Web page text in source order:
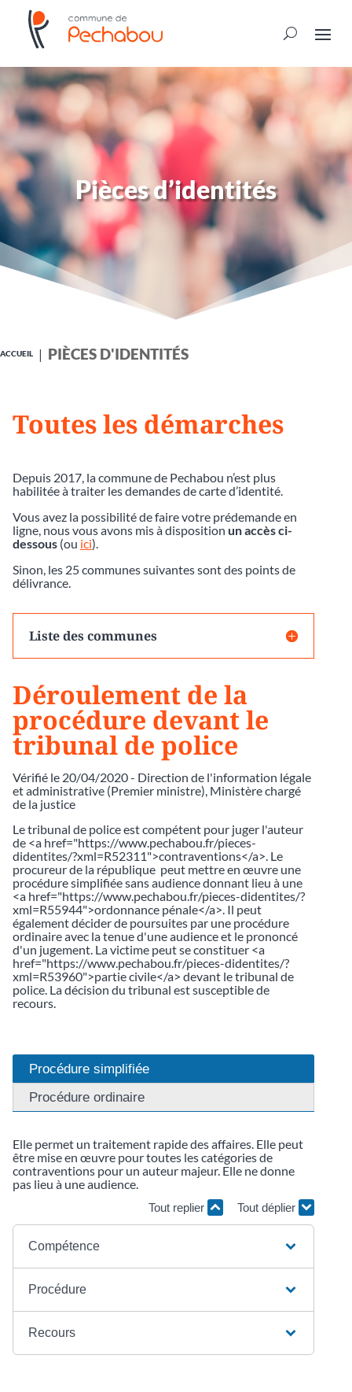
Pièces d’identités
ACCUEIL PIÈCES D'IDENTITÉS
Toutes les démarches
Depuis 2017, la commune de Pechabou n’est plus
habilitée à traiter les demandes de carte d’identité.
Vous avez la possibilité de faire votre prédemande en
ligne, nous vous avons mis à disposition un accès ci-
dessous (ou ici).
Sinon, les 25 communes suivantes sont des points de
délivrance.
Liste des communes
Déroulement de la
procédure devant le
tribunal de police
Vérifié le 20/04/2020 - Direction de l'information légale
et administrative (Premier ministre), Ministère chargé
de la justice
Le tribunal de police est compétent pour juger l'auteur
de <a href="https://www.pechabou.fr/pieces-
didentites/?xml=R52311">contraventions</a>. Le
procureur de la république peut mettre en œuvre une
procédure simplifiée sans audience donnant lieu à une
<a href="https://www.pechabou.fr/pieces-didentites/?
xml=R55944">ordonnance pénale</a>. Il peut
également décider de poursuites par une procédure
ordinaire avec la tenue d'une audience et le prononcé
d'un jugement. La victime peut se constituer <a
href="https://www.pechabou.fr/pieces-didentites/?
xml=R53960">partie civile</a> devant le tribunal de
police. La décision du tribunal est susceptible de
recours.
Procédure simplifiée
Procédure ordinaire
Elle permet un traitement rapide des affaires. Elle peut
être mise en œuvre pour toutes les catégories de
contraventions pour un auteur majeur. Elle ne donne
pas lieu à une audience.
Tout replier Tout déplier
Compétence
Procédure
Recours